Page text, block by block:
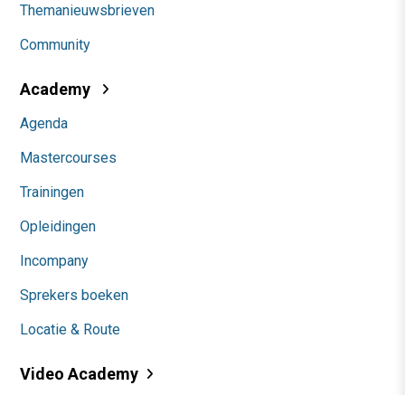
Themanieuwsbrieven
Community
Academy
Agenda
Mastercourses
Trainingen
Opleidingen
Incompany
Sprekers boeken
Locatie & Route
Video Academy